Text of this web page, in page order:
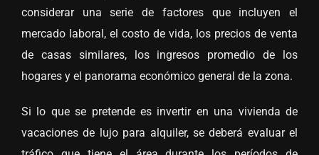
considerar una serie de factores que incluyen el
mercado laboral, el costo de vida, los precios de venta
de casas similares, los ingresos promedio de los
hogares y el panorama económico general de la zona.
Si lo que se pretende es invertir en una vivienda de
vacaciones de lujo para alquiler, se deberá evaluar el